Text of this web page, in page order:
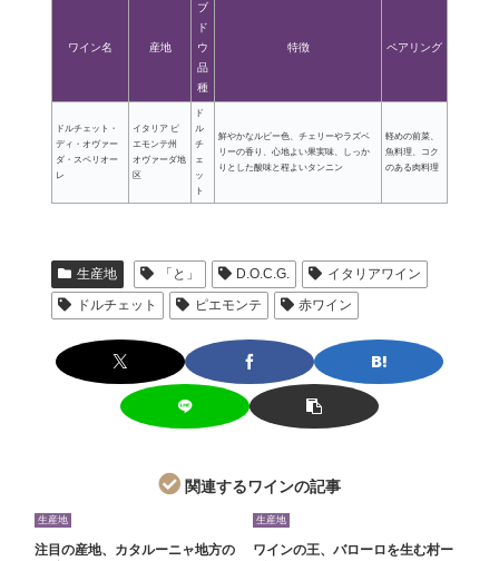
ワイン名 産地
ブ
ド
ウ
品
種
特徴 ペアリング
ドルチェット・
ディ・オヴァー
ダ・スペリオー
レ
イタリア ピ
エモンテ州
オヴァーダ地
区
ド
ル
チ
ェ
ッ
ト
鮮やかなルビー色、チェリーやラズベ
リーの香り、心地よい果実味、しっか
りとした酸味と程よいタンニン
軽めの前菜、
魚料理、コク
のある肉料理
生産地 「と」 D.O.C.G.
イタリアワイン
ドルチェット
ピエモンテ 赤ワイン
関連するワインの記事
生産地
注目の産地、カタルーニャ地方の
生産地
ワインの王、バローロを生む村ー